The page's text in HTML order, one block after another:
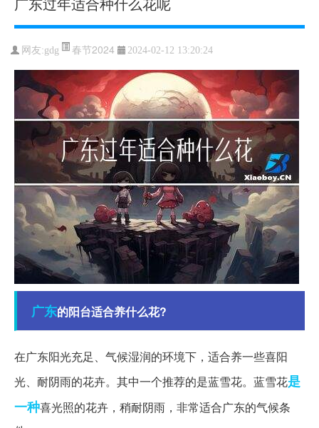
网友:gdg 春节2024 2024-02-12 13:20:24
广东的阳台适合养什么花?
在广东阳光充足、气候湿润的环境下，适合养一些喜阳
光、耐阴雨的花卉。其中一个推荐的是蓝雪花。蓝雪花是
一种喜光照的花卉，稍耐阴雨，非常适合广东的气候条